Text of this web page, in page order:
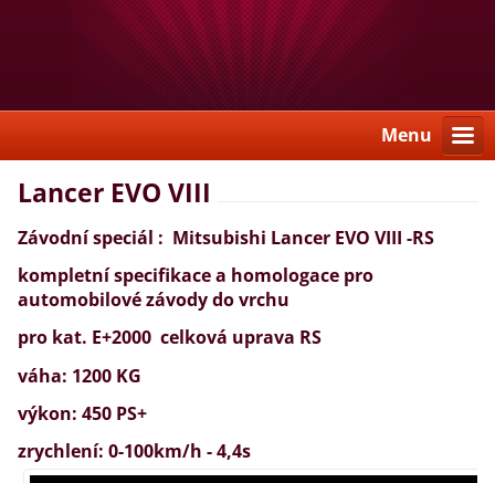
Menu
Lancer EVO VIII
Závodní speciál : Mitsubishi Lancer EVO VIII -RS
kompletní specifikace a homologace pro
automobilové závody do vrchu
pro kat. E+2000 celková uprava RS
váha: 1200 KG
výkon: 450 PS+
zrychlení: 0-100km/h - 4,4s